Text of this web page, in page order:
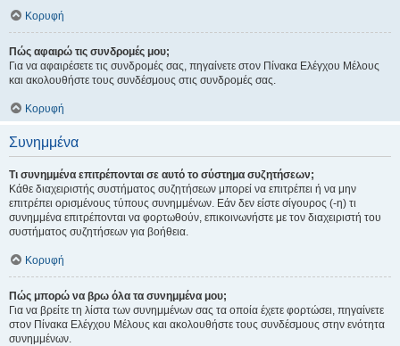
Κορυφή
Πώς αφαιρώ τις συνδρομές μου;
Για να αφαιρέσετε τις συνδρομές σας, πηγαίνετε στον Πίνακα Ελέγχου Μέλους
και ακολουθήστε τους συνδέσμους στις συνδρομές σας.
Κορυφή
Συνημμένα
Τι συνημμένα επιτρέπονται σε αυτό το σύστημα συζητήσεων;
Κάθε διαχειριστής συστήματος συζητήσεων μπορεί να επιτρέπει ή να μην
επιτρέπει ορισμένους τύπους συνημμένων. Εάν δεν είστε σίγουρος (-η) τι
συνημμένα επιτρέπονται να φορτωθούν, επικοινωνήστε με τον διαχειριστή του
συστήματος συζητήσεων για βοήθεια.
Κορυφή
Πώς μπορώ να βρω όλα τα συνημμένα μου;
Για να βρείτε τη λίστα των συνημμένων σας τα οποία έχετε φορτώσει, πηγαίνετε
στον Πίνακα Ελέγχου Μέλους και ακολουθήστε τους συνδέσμους στην ενότητα
συνημμένων.